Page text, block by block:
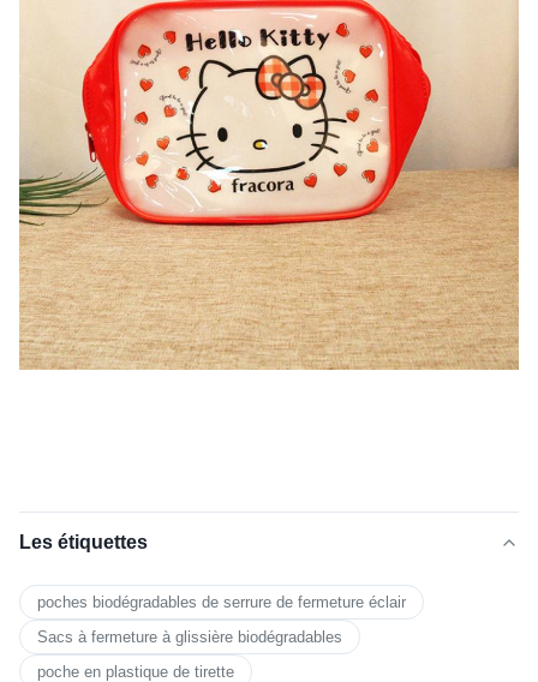
Les étiquettes
poches biodégradables de serrure de fermeture éclair
Sacs à fermeture à glissière biodégradables
poche en plastique de tirette